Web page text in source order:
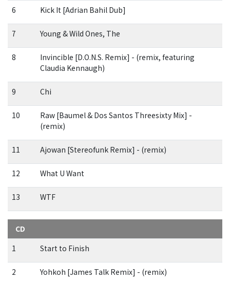
6 Kick It [Adrian Bahil Dub]
7 Young & Wild Ones, The
8
Invincible [D.O.N.S. Remix] - (remix, featuring
Claudia Kennaugh)
9 Chi
10
Raw [Baumel & Dos Santos Threesixty Mix] -
(remix)
11 Ajowan [Stereofunk Remix] - (remix)
12 What U Want
13 WTF
CD
1
Start to Finish
2 Yohkoh [James Talk Remix] - (remix)